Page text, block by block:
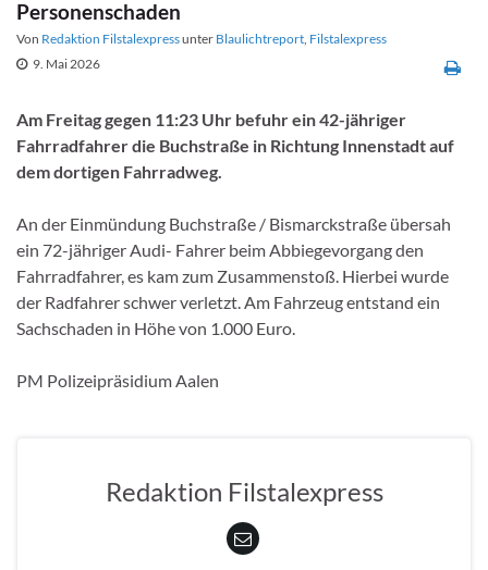
Personenschaden
Von Redaktion Filstalexpressunter Blaulichtreport, Filstalexpress
9. Mai 2026
Am Freitag gegen 11:23 Uhr befuhr ein 42-jähriger
Fahrradfahrer die Buchstraße in Richtung Innenstadt auf
dem dortigen Fahrradweg.
An der Einmündung Buchstraße / Bismarckstraße übersah
ein 72-jähriger Audi- Fahrer beim Abbiegevorgang den
Fahrradfahrer, es kam zum Zusammenstoß. Hierbei wurde
der Radfahrer schwer verletzt. Am Fahrzeug entstand ein
Sachschaden in Höhe von 1.000 Euro.
PM Polizeipräsidium Aalen
Redaktion Filstalexpress